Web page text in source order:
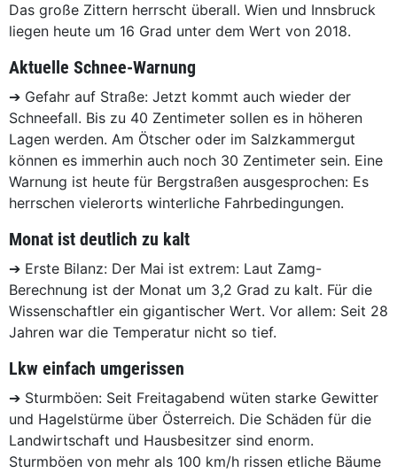
Das große Zittern herrscht überall. Wien und Innsbruck
liegen heute um 16 Grad unter dem Wert von 2018.
Aktuelle Schnee-Warnung
➔ Gefahr auf Straße: Jetzt kommt auch wieder der
Schneefall. Bis zu 40 Zentimeter sollen es in höheren
Lagen werden. Am Ötscher oder im Salzkammergut
können es immerhin auch noch 30 Zentimeter sein. Eine
Warnung ist heute für Bergstraßen ausgesprochen: Es
herrschen vielerorts winterliche Fahrbedingungen.
Monat ist deutlich zu kalt
➔ Erste Bilanz: Der Mai ist extrem: Laut Zamg-
Berechnung ist der Monat um 3,2 Grad zu kalt. Für die
Wissenschaftler ein gigantischer Wert. Vor allem: Seit 28
Jahren war die Temperatur nicht so tief.
Lkw einfach umgerissen
➔ Sturmböen: Seit Freitagabend wüten starke Gewitter
und Hagelstürme über Österreich. Die Schäden für die
Landwirtschaft und Hausbesitzer sind enorm.
Sturmböen von mehr als 100 km/h rissen etliche Bäume